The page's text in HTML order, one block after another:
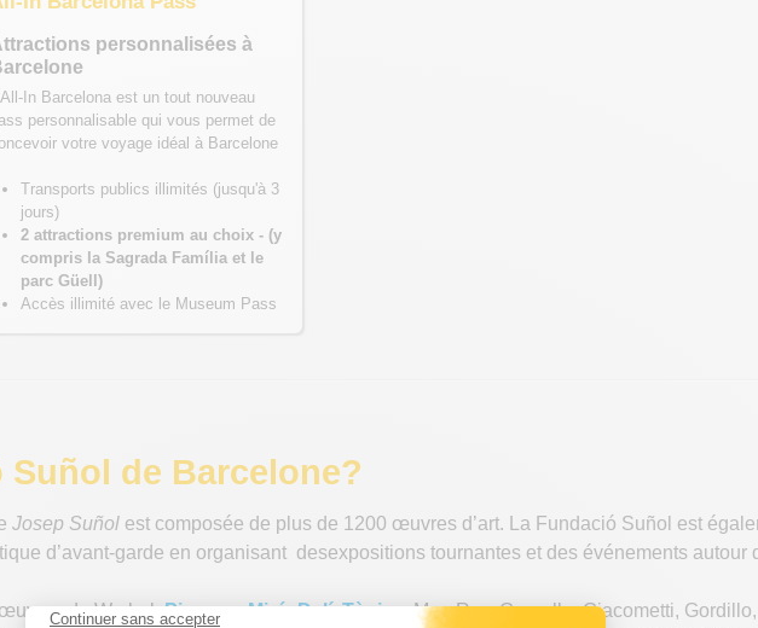
personnalisées à
In Barcelona est un tout nouveau
personnalisable qui vous permet de
votre voyage idéal à Barcelone
Transports publics illimités (jusqu'à 3
jours)
2 attractions premium au choix - (y
compris la Sagrada Família et le
parc Güell)
Accès illimité avec le Museum Pass
de Barcelone?
Josep Suñol est composée de plus de 1200 œuvres d’art. La Fundació Suñol est
d’avant-garde en organisant desexpositions tournantes et des événements autour
de Warhol,Picasso,Miró,Dalí,Tàpies, Man Ray, Gargallo, Giacometti,